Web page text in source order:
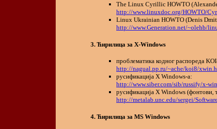
The Linux Cyrillic HOWTO
http://www.linuxdoc.org/HOWTO/
Linux Ukrainian HOWTO (Denis
http://www.Generation.net/~olehb/
Ћирилица за X-Windows
проблематика кодног распореда
http://nagual.pp.ru/~ache/koi8/
русификација X Windows-а:
http://www.siber.com/sib/russify/x-
русификација X Windows (фонтови,
http://metalab.unc.edu/sergei/
Ћирилица за MS Windows